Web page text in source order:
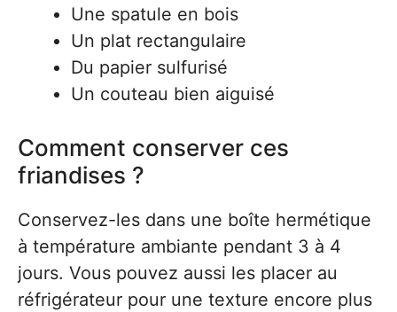
Une spatule en bois
Un plat rectangulaire
Du papier sulfurisé
Un couteau bien aiguisé
Comment conserver ces
friandises ?
Conservez-les dans une boîte hermétique
à température ambiante pendant 3 à 4
jours. Vous pouvez aussi les placer au
réfrigérateur pour une texture encore plus